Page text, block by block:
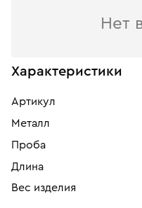
Нет
Характеристики
Артикул
Металл
Проба
Длина
Вес изделия